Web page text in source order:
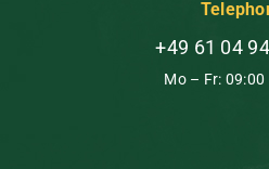
+49 61 04
Mo – Fr: 09:00